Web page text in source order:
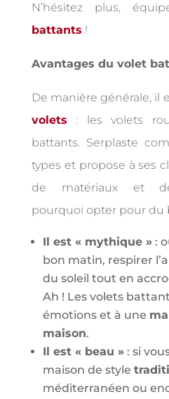
N’hésitez plus,
battants !
Avantages du volet
De manière générale, il
volets : les volets
battants. Serplaste
types et propose à ses
de matériaux et
pourquoi opter pour du
Il est « mythique »:
bon matin, respirer
du soleil tout en
Ah ! Les volets
émotions et à une
maison.
Il est « beau »: si
maison de style
méditerranéen ou